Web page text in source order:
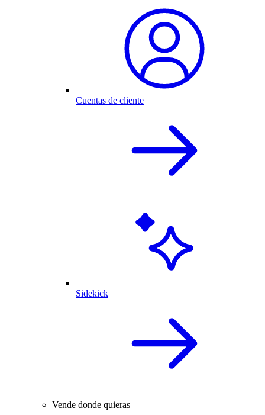
Cuentas de cliente
Sidekick
Vende donde quieras